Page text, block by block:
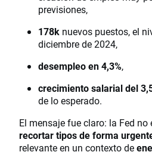
previsiones,
178k nuevos puestos, el
diciembre de 2024,
desempleo en 4,3%,
crecimiento salarial del
de lo esperado.
El mensaje fue claro: la Fed
recortar tipos de forma
relevante en un contexto de